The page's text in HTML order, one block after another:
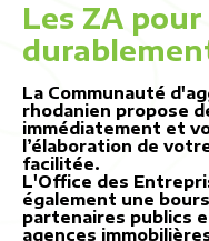
Les ZA
La Communauté
rhodanien propose
immédiatement et
l’élaboration de
facilitée.
L'Office des
également une
partenaires publics
agences